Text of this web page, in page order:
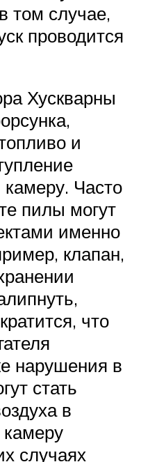
том случае,
проводится
Хускварны
и
Часто
пилы могут
именно
клапан,
что
нарушения в
стать
в
случаях